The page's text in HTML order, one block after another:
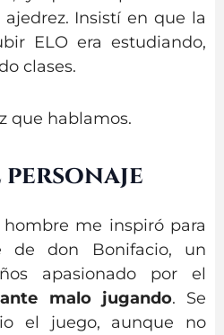
Insistí en que la
ELO era estudiando,
clases.
que hablamos.
me inspiró para
de don Bonifacio, un
apasionado por el
malo jugando. Se
el juego, aunque no